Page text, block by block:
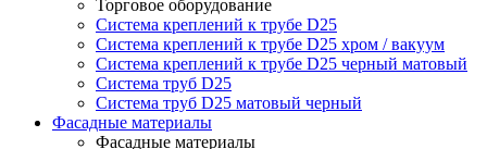
Торговое оборудование
Система креплений к трубе D25
Система креплений к трубе D25 хром / вакуум
Система креплений к трубе D25 черный матовый
Система труб D25
Система труб D25 матовый черный
Фасадные материалы
Фасадные материалы